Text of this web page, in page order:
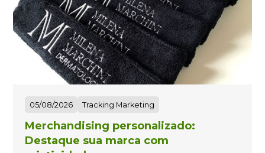
05/08/2026 Tracking Marketing
Merchandising personalizado:
Destaque sua marca com